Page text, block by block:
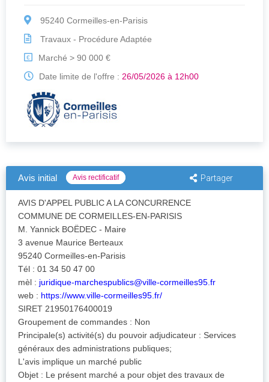
95240 Cormeilles-en-Parisis
Travaux - Procédure Adaptée
€
Marché > 90 000 €
Date limite de l'offre : 26/05/2026 à 12h00
Avis initial Avis rectificatif Partager
AVIS D'APPEL PUBLIC A LA CONCURRENCE
COMMUNE DE CORMEILLES-EN-PARISIS
M. Yannick BOËDEC - Maire
3 avenue Maurice Berteaux
95240 Cormeilles-en-Parisis
Tél : 01 34 50 47 00
mèl : juridique-marchespublics@ville-cormeilles95.fr
web : https://www.ville-cormeilles95.fr/
SIRET 21950176400019
Groupement de commandes : Non
Principale(s) activité(s) du pouvoir adjudicateur : Services
généraux des administrations publiques;
L'avis implique un marché public
Objet : Le présent marché a pour objet des travaux de